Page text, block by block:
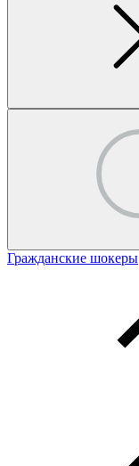
Гражданские шокеры